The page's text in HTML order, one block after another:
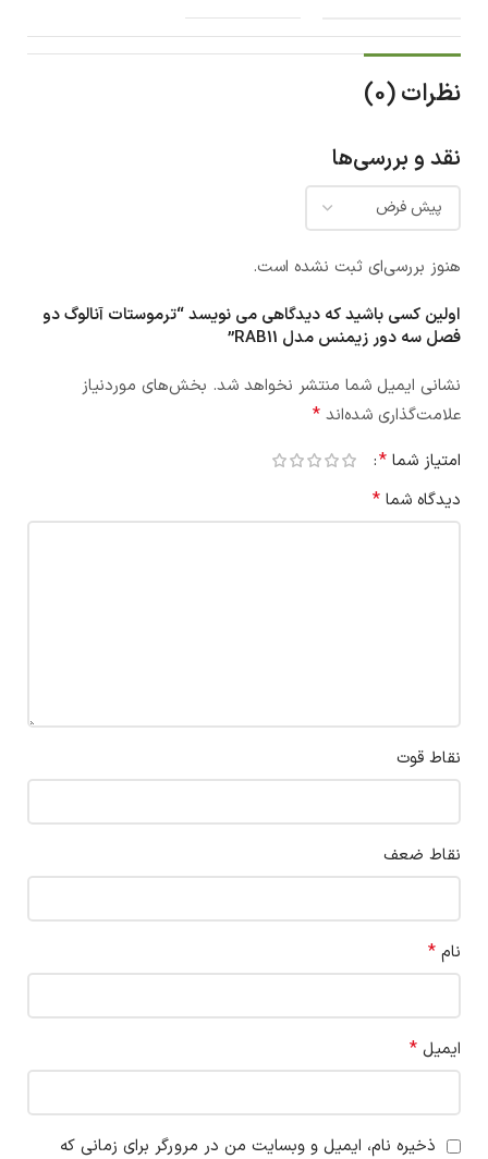
نظرات (0)
نقد و بررسی‌ها
هنوز بررسی‌ای ثبت نشده است.
اولین کسی باشید که دیدگاهی می نویسد “ترموستات آنالوگ دو
فصل سه دور زیمنس مدل RAB11”
نشانی ایمیل شما منتشر نخواهد شد. بخش‌های موردنیاز
علامت‌گذاری شده‌اند *
امتیاز شما *
دیدگاه شما *
نقاط قوت
نقاط ضعف
نام *
ایمیل *
ذخیره نام، ایمیل و وبسایت من در مرورگر برای زمانی که